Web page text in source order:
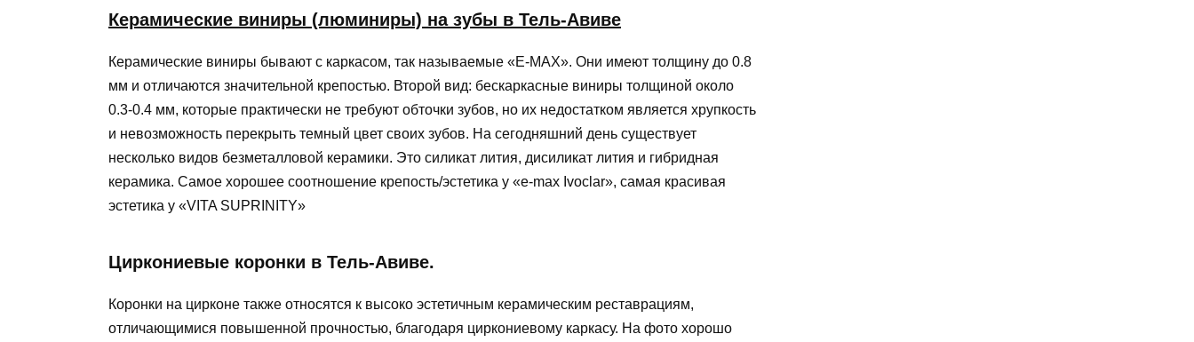
Керамические виниры (люминиры) на зубы в Тель-Авиве
Керамические виниры бывают с каркасом, так называемые «E-MAX». Они имеют толщину до 0.8
мм и отличаются значительной крепостью. Второй вид: бескаркасные виниры толщиной около
0.3-0.4 мм, которые практически не требуют обточки зубов, но их недостатком является хрупкость
и невозможность перекрыть темный цвет своих зубов. На сегодняшний день существует
несколько видов безметалловой керамики. Это силикат лития, дисиликат лития и гибридная
керамика. Самое хорошее соотношение крепость/эстетика у «e-max Ivoclar», самая красивая
эстетика у «VITA SUPRINITY»
Циркониевые коронки в Тель-Авиве.
Коронки на цирконе также относятся к высоко эстетичным керамическим реставрациям,
отличающимися повышенной прочностью, благодаря циркониевому каркасу. На фото хорошо